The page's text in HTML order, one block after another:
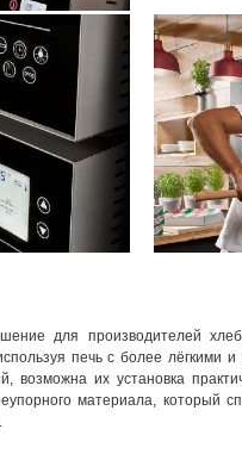
для производителей
печь с более лёгкими
возможна их установка
материала, который